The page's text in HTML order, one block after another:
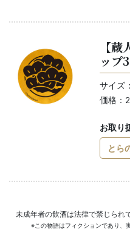
【
ッ
サイズ
価格：
お取り
とら
未成年者の飲酒は法律で禁じられ
※この物語はフィクションであり、